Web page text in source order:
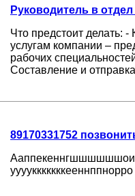
Руководитель в
Что предстоит делать: -
услугам компании –
рабочих
Составление и
89170331752
уууукккккккееннппнорро